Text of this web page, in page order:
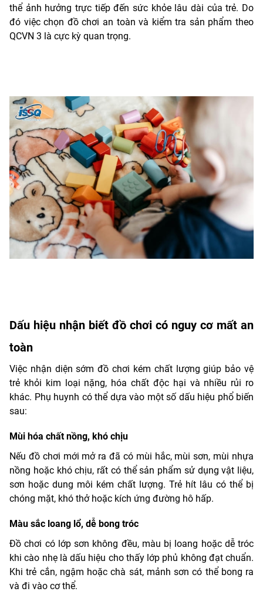
thể ảnh hưởng trực tiếp đến sức khỏe lâu dài của trẻ. Do
đó việc chọn đồ chơi an toàn và kiểm tra sản phẩm theo
QCVN 3 là cực kỳ quan trọng.
Dấu hiệu nhận biết đồ chơi có nguy cơ mất an
toàn
Việc nhận diện sớm đồ chơi kém chất lượng giúp bảo vệ
trẻ khỏi kim loại nặng, hóa chất độc hại và nhiều rủi ro
khác. Phụ huynh có thể dựa vào một số dấu hiệu phổ biến
sau:
Mùi hóa chất nồng, khó chịu
Nếu đồ chơi mới mở ra đã có mùi hắc, mùi sơn, mùi nhựa
nồng hoặc khó chịu, rất có thể sản phẩm sử dụng vật liệu,
sơn hoặc dung môi kém chất lượng. Trẻ hít lâu có thể bị
chóng mặt, khó thở hoặc kích ứng đường hô hấp.
Màu sắc loang lổ, dễ bong tróc
Đồ chơi có lớp sơn không đều, màu bị loang hoặc dễ tróc
khi cào nhẹ là dấu hiệu cho thấy lớp phủ không đạt chuẩn.
Khi trẻ cắn, ngậm hoặc chà sát, mảnh sơn có thể bong ra
và đi vào cơ thể.